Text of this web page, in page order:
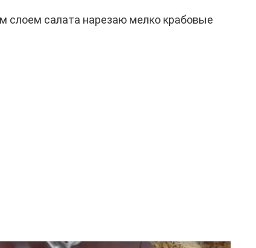
слоем салата нарезаю мелко крабовые